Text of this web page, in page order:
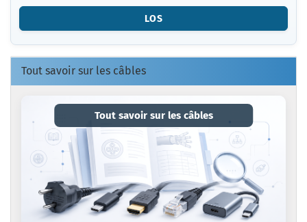
D'ARTICLE
NOTRE
CATALOGUE.
LOS
Tout savoir sur les câbles
Tout savoir sur les câbles